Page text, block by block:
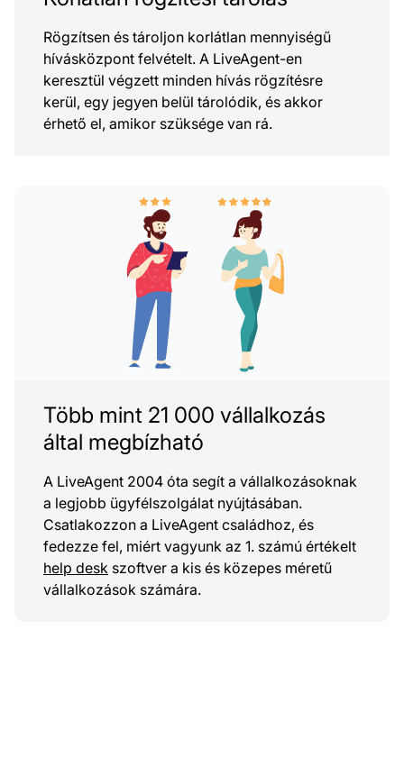
Rögzítsen és tároljon korlátlan mennyiségű
hívásközpont felvételt. A LiveAgent-en
keresztül végzett minden hívás rögzítésre
kerül, egy jegyen belül tárolódik, és akkor
érhető el, amikor szüksége van rá.
Több mint 21 000 vállalkozás
által megbízható
A LiveAgent 2004 óta segít a vállalkozásoknak
a legjobb ügyfélszolgálat nyújtásában.
Csatlakozzon a LiveAgent családhoz, és
fedezze fel, miért vagyunk az 1. számú értékelt
help desk szoftver a kis és közepes méretű
vállalkozások számára.